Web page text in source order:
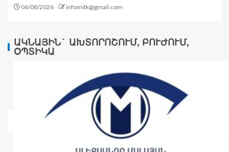
06/08/2026 infomitk@gmail.com
ԱԿՆԱՅԻՆ` ԱԽՏՈՐՈՇՈՒՄ, ԲՈՒԺՈՒՄ,
ՕՊՏԻԿԱ